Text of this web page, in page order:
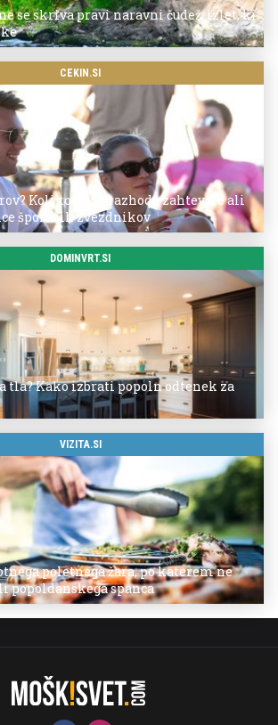
se skriva pravi naravni čudež: izlet, ki
CEKIN.SI
Koliko so po razhodu zahtevale ali
športnih zvezdnikov
DOMINVRT.SI
tla? Kako izbrati popoln odtenek za
VIZITA.SI
poletnega žara, po katerem ne
popoldanskega spanca